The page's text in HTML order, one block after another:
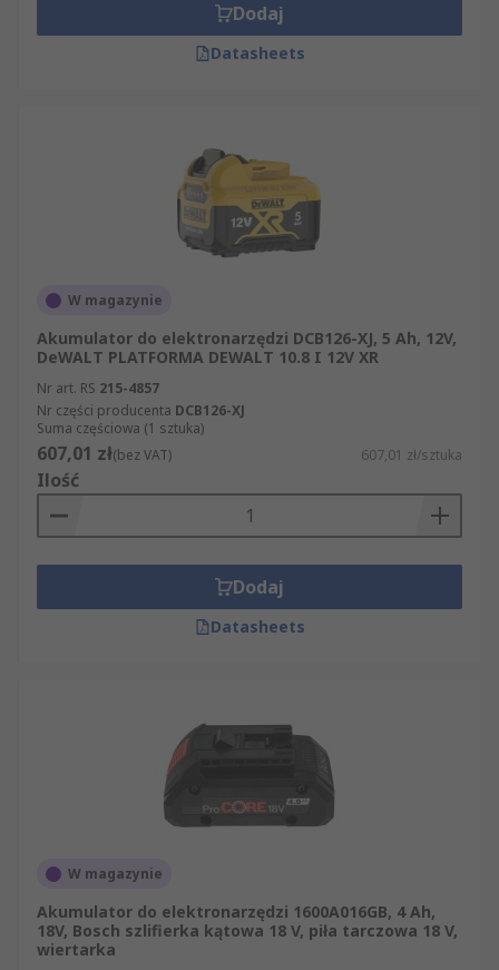
Dodaj
Datasheets
W magazynie
Akumulator do elektronarzędzi DCB126-XJ, 5 Ah, 12V,
DeWALT PLATFORMA DEWALT 10.8 I 12V XR
Nr art. RS 215-4857
Nr części producenta DCB126-XJ
Suma częściowa (1 sztuka)
607,01 zł(bez VAT) 607,01 zł/sztuka
Ilość
Dodaj
Datasheets
W magazynie
Akumulator do elektronarzędzi 1600A016GB, 4 Ah,
18V, Bosch szlifierka kątowa 18 V, piła tarczowa 18 V,
wiertarka